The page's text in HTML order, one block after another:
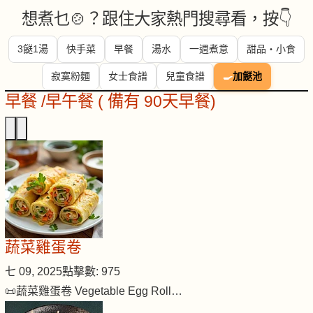
想煮乜🍲？跟住大家熱門搜尋看，按👇
3餸1湯 快手菜 早餐 湯水 一週煮意 甜品・小食
寂寞粉麵 女士食譜 兒童食譜 🍳加餸池
早餐 /早午餐 ( 備有 90天早餐)
蔬菜雞蛋卷
七 09, 2025點擊數: 975
📜蔬菜雞蛋卷 Vegetable Egg Roll…